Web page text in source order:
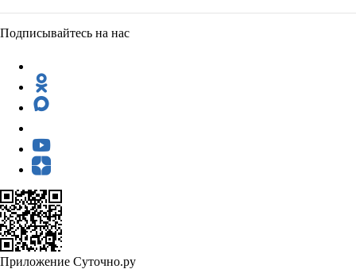
Подписывайтесь на нас
Приложение Суточно.ру